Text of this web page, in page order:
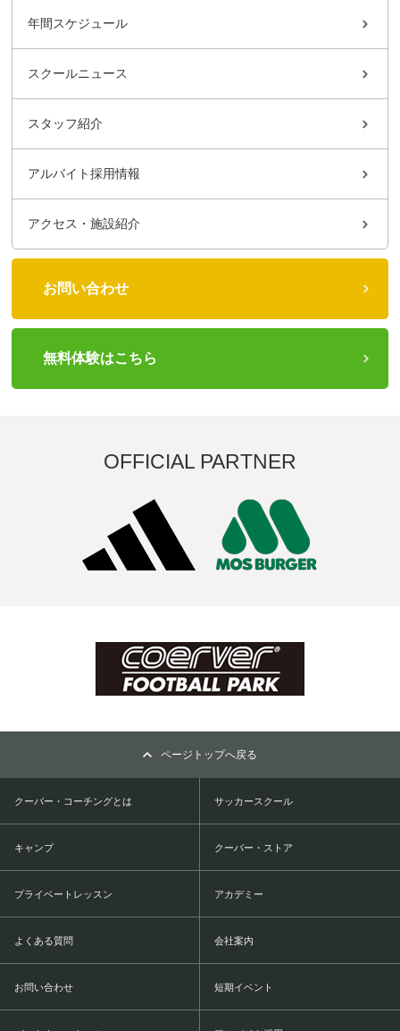
年間スケジュール
スクールニュース
スタッフ紹介
アルバイト採用情報
アクセス・施設紹介
お問い合わせ
無料体験はこちら
OFFICIAL PARTNER
ページトップへ戻る
クーバー・コーチングとは サッカースクール
キャンプ クーバー・ストア
プライベートレッスン アカデミー
よくある質問 会社案内
お問い合わせ 短期イベント